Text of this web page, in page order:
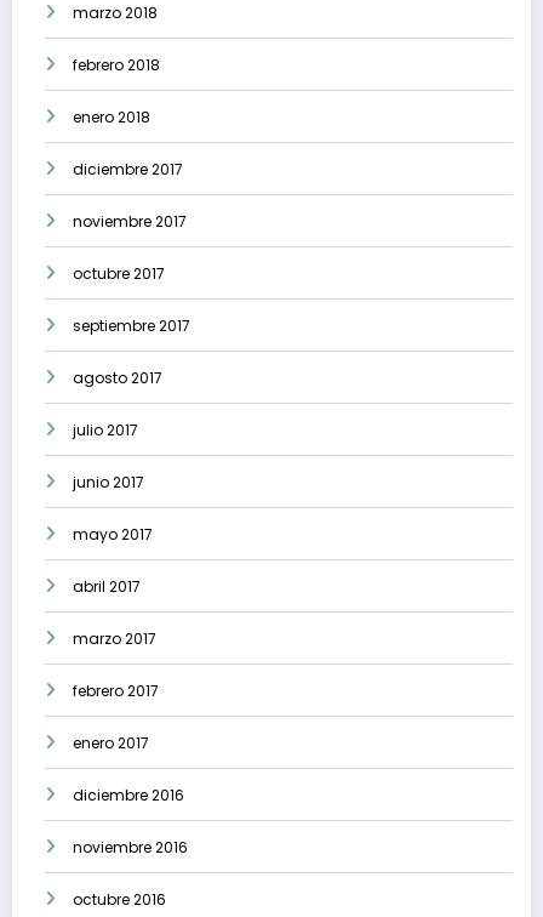
marzo 2018
febrero 2018
enero 2018
diciembre 2017
noviembre 2017
octubre 2017
septiembre 2017
agosto 2017
julio 2017
junio 2017
mayo 2017
abril 2017
marzo 2017
febrero 2017
enero 2017
diciembre 2016
noviembre 2016
octubre 2016